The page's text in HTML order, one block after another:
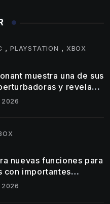
,PLAYSTATION , XBOX
muestra una de sus
y revela
de su gameplay
2026
nuevas funciones para
con importantes
y logros
2026